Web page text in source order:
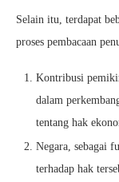
Selain itu, terdapat
proses pembacaan
Kontribusi
dalam
tentang hak
Negara, sebagai
terhadap hak